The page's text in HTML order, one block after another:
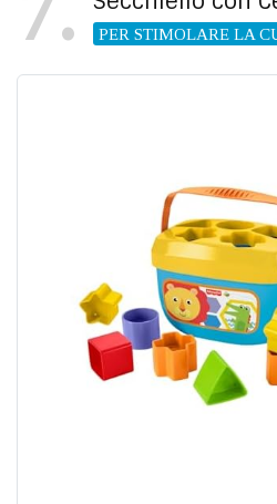
PER STIMOLARE LA